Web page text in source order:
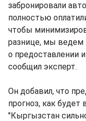
забронировали
полностью
чтобы
разнице, мы ведем
о предоставлении
сообщил эксперт.
Он добавил, что
прогноз, как
"Кыргызстан